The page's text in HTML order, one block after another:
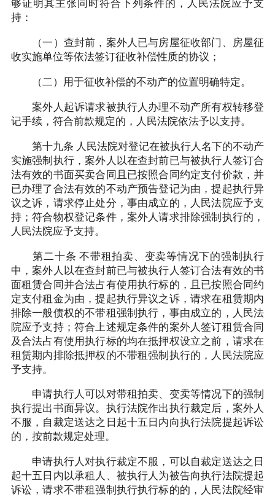
够证明其主张同时符合下列条件的，人民法院应予支
持：
（一）查封前，案外人已与房屋征收部门、房屋征
收实施单位等依法签订征收补偿性质的协议；
（二）用于征收补偿的不动产的位置明确特定。
案外人起诉请求被执行人办理不动产所有权转移登
记手续，符合前款规定的，人民法院依法予以支持。
第十九条 人民法院对登记在被执行人名下的不动产
实施强制执行，案外人以在查封前已与被执行人签订合
法有效的书面买卖合同且已按照合同约定支付价款，并
已办理了合法有效的不动产预告登记为由，提起执行异
议之诉，请求停止处分，事由成立的，人民法院应予支
持；符合物权登记条件，案外人请求排除强制执行的，
人民法院应予支持。
第二十条 不带租拍卖、变卖等情况下的强制执行
中，案外人以在查封前已与被执行人签订合法有效的书
面租赁合同并合法占有使用执行标的，且已按照合同约
定支付租金为由，提起执行异议之诉，请求在租赁期内
排除一般债权的不带租强制执行，事由成立的，人民法
院应予支持；符合上述规定条件的案外人签订租赁合同
及合法占有使用执行标的均在抵押权设立之前，请求在
租赁期内排除抵押权的不带租强制执行的，人民法院应
予支持。
申请执行人可以对带租拍卖、变卖等情况下的强制
执行提出书面异议。执行法院作出执行裁定后，案外人
不服，自裁定送达之日起十五日内向执行法院提起诉讼
的，按前款规定处理。
申请执行人对执行裁定不服，可以自裁定送达之日
起十五日内以承租人、被执行人为被告向执行法院提起
诉讼，请求不带租强制执行执行标的的，人民法院经审